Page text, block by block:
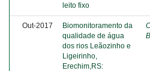
leito fixo
Out-2017
Biomonitoramento da
qualidade de água
dos rios Leãozinho e
Ligeirinho,
Erechim,RS: